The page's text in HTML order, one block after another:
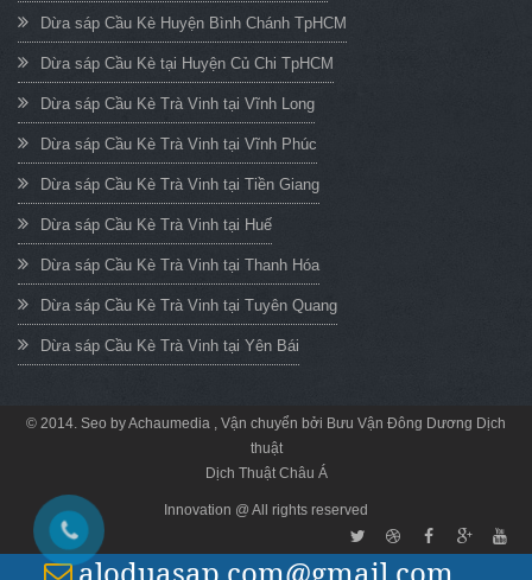
Dừa sáp Cầu Kè Huyện Bình Chánh TpHCM
Dừa sáp Cầu Kè tại Huyện Củ Chi TpHCM
Dừa sáp Cầu Kè Trà Vinh tại Vĩnh Long
Dừa sáp Cầu Kè Trà Vinh tại Vĩnh Phúc
Dừa sáp Cầu Kè Trà Vinh tại Tiền Giang
Dừa sáp Cầu Kè Trà Vinh tại Huế
Dừa sáp Cầu Kè Trà Vinh tại Thanh Hóa
Dừa sáp Cầu Kè Trà Vinh tại Tuyên Quang
Dừa sáp Cầu Kè Trà Vinh tại Yên Bái
© 2014. Seo byAchaumedia , Vận chuyển bởi Bưu Vận Đông Dương Dịch
thuật
Dịch Thuật Châu Á
Innovation @ All rights reserved